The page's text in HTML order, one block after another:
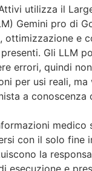
utilizza il
Gemini pro di
ottimizzazione e
Gli LLM
errori, quindi
per usi reali,
a conoscenza
medico
con il solo fine
la
esecuzione e